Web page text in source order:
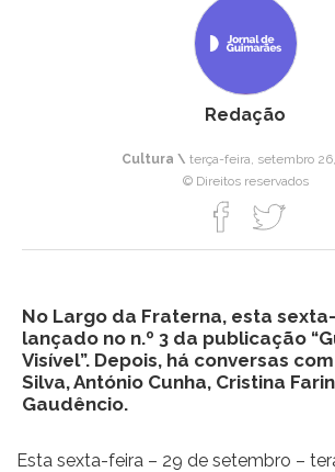
Redação
Cultura \ terça-feira, setembro
© Direitos reservados
No Largo da Fraterna, esta
lançado no n.º 3 da publicação
Visível”. Depois, há conversas
Silva, António Cunha, Cristina
Gaudêncio.
Esta sexta-feira – 29 de setembro –